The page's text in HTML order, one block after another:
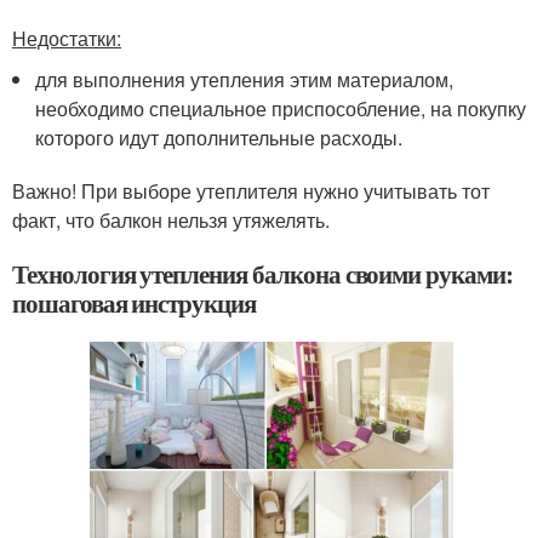
Недостатки:
для выполнения утепления этим материалом,
необходимо специальное приспособление, на покупку
которого идут дополнительные расходы.
Важно! При выборе утеплителя нужно учитывать тот
факт, что балкон нельзя утяжелять.
Технология утепления балкона своими руками:
пошаговая инструкция